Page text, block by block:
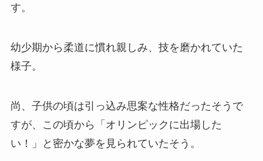
す。
幼少期から柔道に慣れ親しみ、技を磨かれていた
様子。
尚、子供の頃は引っ込み思案な性格だったそうで
すが、この頃から「オリンピックに出場した
い！」と密かな夢を見られていたそう。